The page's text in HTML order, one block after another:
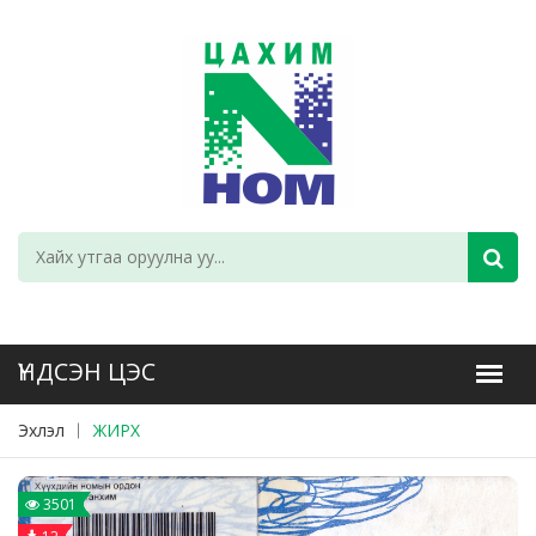
Эхлэл ЖИРХ
3501